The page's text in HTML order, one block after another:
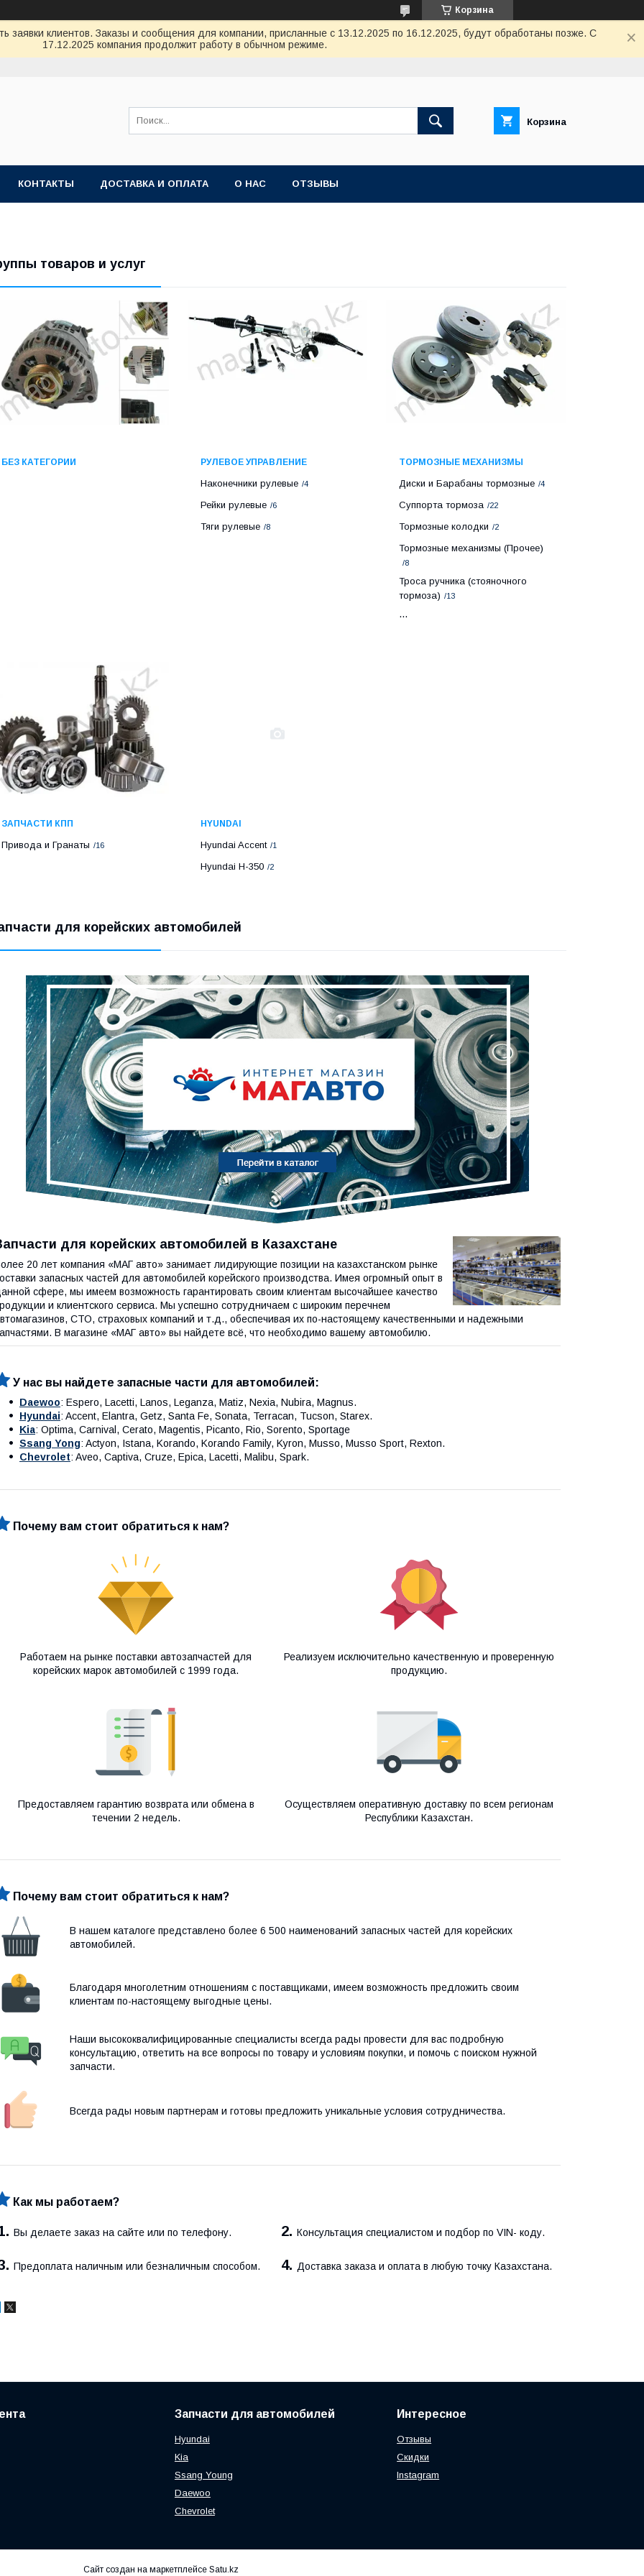
Корзина
заявки клиентов. Заказы и сообщения для компании, присланные с 13.12.2025 по 16.12.2025, будут обработаны позже. С
17.12.2025 компания продолжит работу в обычном режиме.
Корзина
КОНТАКТЫ ДОСТАВКА И ОПЛАТА О НАС ОТЗЫВЫ
товаров и услуг
БЕЗ КАТЕГОРИИ РУЛЕВОЕ УПРАВЛЕНИЕ
Наконечники рулевые 4
Рейки рулевые 6
Тяги рулевые 8
ТОРМОЗНЫЕ МЕХАНИЗМЫ
Диски и Барабаны тормозные 4
Суппорта тормоза 22
Тормозные колодки 2
Тормозные механизмы (Прочее)
8
Троса ручника (стояночного
тормоза)
13
...
ЗАПЧАСТИ КПП
Привода и Гранаты 16
HYUNDAI
Hyundai Accent 1
Hyundai H-350 2
для корейских автомобилей
для корейских автомобилей в Казахстане
20 лет компания «МАГ авто» занимает лидирующие позиции на казахстанском рынке
запасных частей для автомобилей корейского производства. Имея огромный опыт в
сфере, мы имеем возможность гарантировать своим клиентам высочайшее качество
и клиентского сервиса. Мы успешно сотрудничаем с широким перечнем
СТО, страховых компаний и т.д., обеспечивая их по-настоящему качественными и надежными
В магазине «МАГ авто» вы найдете всё, что необходимо вашему автомобилю.
У нас вы найдете запасные части для автомобилей:
Daewoo: Espero, Lacetti, Lanos, Leganza, Matiz, Nexia, Nubira, Magnus.
Hyundai: Accent, Elantra, Getz, Santa Fe, Sonata, Terracan, Tucson, Starex.
Kia: Optima, Carnival, Cerato, Magentis, Picanto, Rio, Sorento, Sportage
Ssang Yong: Actyon, Istana, Korando, Korando Family, Kyron, Musso, Musso Sport, Rexton.
Chevrolet: Aveo, Captiva, Cruze, Epica, Lacetti, Malibu, Spark.
Почему вам стоит обратиться к нам?
Работаем на рынке поставки автозапчастей для
корейских марок автомобилей с 1999 года.
Реализуем исключительно качественную и проверенную
продукцию.
Предоставляем гарантию возврата или обмена в
течении 2 недель.
Осуществляем оперативную доставку по всем регионам
Республики Казахстан.
Почему вам стоит обратиться к нам?
В нашем каталоге представлено более 6 500 наименований запасных частей для корейских
автомобилей.
Благодаря многолетним отношениям с поставщиками, имеем возможность предложить своим
клиентам по-настоящему выгодные цены.
Наши высококвалифицированные специалисты всегда рады провести для вас подробную
консультацию, ответить на все вопросы по товару и условиям покупки, и помочь с поиском нужной
запчасти.
Всегда рады новым партнерам и готовы предложить уникальные условия сотрудничества.
Как мы работаем?
Вы делаете заказ на сайте или по телефону. 2. Консультация специалистом и подбор по VIN- коду.
Предоплата наличным или безналичным способом. 4. Доставка заказа и оплата в любую точку Казахстана.
Запчасти для автомобилей
Hyundai
Kia
Ssang Young
Daewoo
Chevrolet
Интересное
Отзывы
Скидки
Instagram
Сайт создан на маркетплейсе Satu.kz